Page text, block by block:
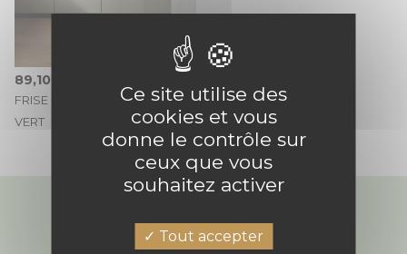
FRISE GREEN WATERFALLS
VERT
89,10 €
Ce site utilise des
cookies et vous
donne le contrôle sur
ceux que vous
souhaitez activer
Tout accepter